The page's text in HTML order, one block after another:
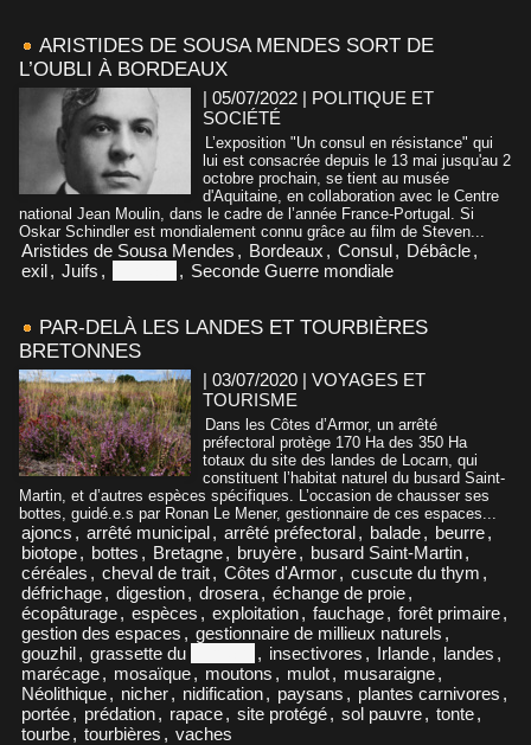
ARISTIDES DE SOUSA MENDES SORT DE
L’OUBLI À BORDEAUX
| 05/07/2022 | POLITIQUE ET
SOCIÉTÉ
L’exposition "Un consul en résistance" qui
lui est consacrée depuis le 13 mai jusqu'au 2
octobre prochain, se tient au musée
d'Aquitaine, en collaboration avec le Centre
national Jean Moulin, dans le cadre de l’année France-Portugal. Si
Oskar Schindler est mondialement connu grâce au film de Steven...
Aristides de Sousa Mendes , Bordeaux , Consul, Débâcle,
exil, Juifs , , Seconde Guerre mondiale
PAR-DELÀ LES LANDES ET TOURBIÈRES
BRETONNES
| 03/07/2020 | VOYAGES ET
TOURISME
Dans les Côtes d’Armor, un arrêté
préfectoral protège 170 Ha des 350 Ha
totaux du site des landes de Locarn, qui
constituent l’habitat naturel du busard Saint-
Martin, et d’autres espèces spécifiques. L’occasion de chausser ses
bottes, guidé.e.s par Ronan Le Mener, gestionnaire de ces espaces...
ajoncs , arrêté municipal, arrêté préfectoral, balade, beurre,
biotope, bottes , Bretagne, bruyère, busard Saint-Martin,
céréales , cheval de trait, Côtes d'Armor, cuscute du thym ,
défrichage, digestion, drosera, échange de proie,
écopâturage, espèces , exploitation, fauchage, forêt primaire,
gestion des espaces , gestionnaire de millieux naturels ,
gouzhil, grassette du , insectivores , Irlande, landes ,
marécage, mosaïque, moutons , mulot, musaraigne,
Néolithique, nicher, nidification, paysans , plantes carnivores ,
portée, prédation, rapace, site protégé, sol pauvre, tonte,
tourbe, tourbières , vaches